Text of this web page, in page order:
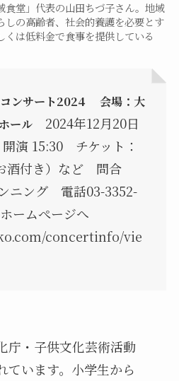
食堂」代表の山田ちづ子さん。地域
しの高齢者、社会的養護を必要とす
くは低料金で食事を提供している
コンサート2024 会場：大
ール2024年12月20日
演 15:30 チケット：
酒付き）など 問合
ニング 電話03-3352-
ームぺージへ
concertinfo/vie
庁・子供文化芸術活動
ています。小学生から